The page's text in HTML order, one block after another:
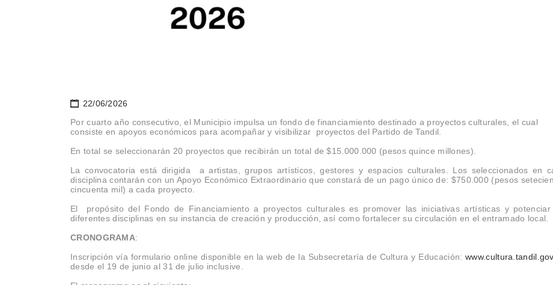
22/06/2026
Por cuarto año consecutivo, el Municipio impulsa un fondo de financiamiento destinado a proyectos culturales, el cual
consiste en apoyos económicos para acompañar y visibilizar proyectos del Partido de Tandil.
En total se seleccionarán 20 proyectos que recibirán un total de $15.000.000 (pesos quince millones).
La convocatoria está dirigida a artistas, grupos artísticos, gestores y espacios culturales. Los seleccionados en
disciplina contarán con un Apoyo Económico Extraordinario que constará de un pago único de: $750.000 (pesos
cincuenta mil) a cada proyecto.
El propósito del Fondo de Financiamiento a proyectos culturales es promover las iniciativas artísticas y potenciar
diferentes disciplinas en su instancia de creación y producción, así como fortalecer su circulación en el entramado local.
CRONOGRAMA:
Inscripción vía formulario online disponible en la web de la Subsecretaría de Cultura y Educación:
desde el 19 de junio al 31 de julio inclusive.